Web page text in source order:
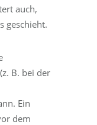
auch,
geschieht.
B. bei der
Ein
dem